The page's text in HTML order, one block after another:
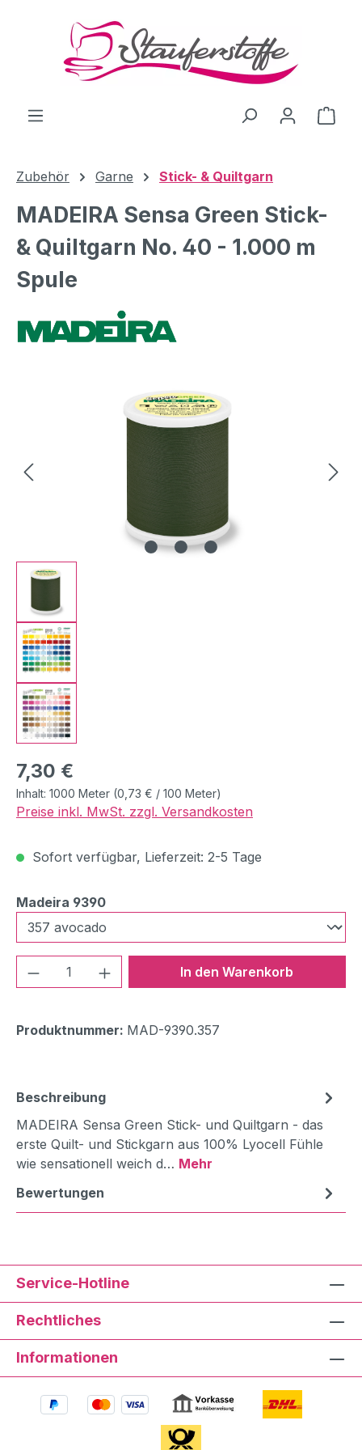
Zum Hauptinhalt springen
Zubehör Garne Stick- & Quiltgarn
MADEIRA Sensa Green Stick-
& Quiltgarn No. 40 - 1.000 m
Spule
Bildergalerie überspringen
Regulärer Preis:
7,30 €
Inhalt: 1000 Meter (0,73 € / 100 Meter)
Preise inkl. MwSt. zzgl. Versandkosten
Sofort verfügbar, Lieferzeit: 2-5 Tage
Madeira 9390auswählen
Produkt Anzahl: Gib denIn den Warenkorb
Produktnummer: MAD-9390.357
Beschreibung
MADEIRA Sensa Green Stick- und Quiltgarn - das
erste Quilt- und Stickgarn aus 100% Lyocell Fühle
wie sensationell weich d… Mehr
Bewertungen
Service-Hotline
Rechtliches
Informationen